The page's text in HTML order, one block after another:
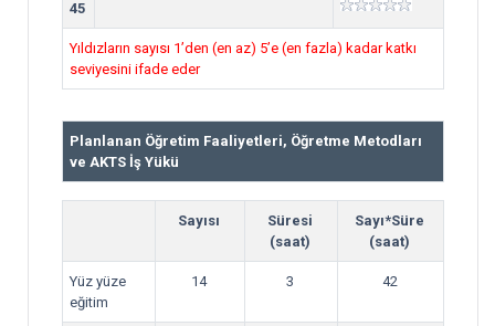
45
Yıldızların sayısı 1’den (en az) 5’e (en fazla) kadar katkı
seviyesini ifade eder
Planlanan Öğretim Faaliyetleri, Öğretme Metodları
ve AKTS İş Yükü
Sayısı
Süresi
(saat)
Sayı*Süre
(saat)
Yüz yüze
eğitim
14 3 42